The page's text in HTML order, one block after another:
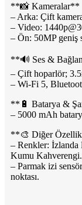
**📸 Kameralar**
– Arka: Çift
– Video:
– Ön: 50MP geniş
**🔊 Ses &
– Çift hoparlör;
– Wi-Fi 5,
**🔋 Batarya &
– 5000 mAh
**🎨 Diğer
– Renkler: İzlanda
Kumu Kahverengi.
– Parmak izi
noktası.